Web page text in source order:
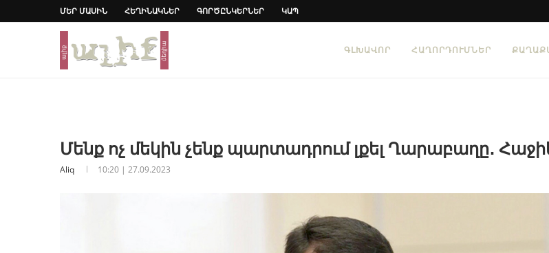
ՄԵՐ ՄԱՍԻՆ ՀԵՂԻՆԱԿՆԵՐ ԳՈՐԾԸՆԿԵՐՆԵՐ ԿԱՊ
ԳԼԽԱՎՈՐ ՀԱՂՈՐԴՈՒՄՆԵՐ
Մենք ոչ մեկին չենք պարտադրում լքել Ղարաբաղը․
Aliq 10:20 | 27.09.2023